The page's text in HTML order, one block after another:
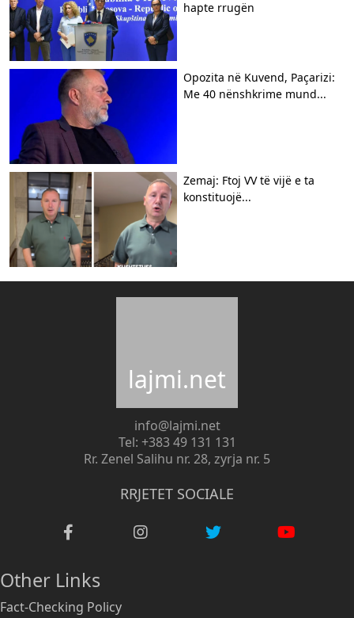
hapte rrugën
Opozita në Kuvend, Paçarizi:
Me 40 nënshkrime mund...
Zemaj: Ftoj VV të vijë e ta
konstituojë...
lajmi.net
info@lajmi.net
Tel: +383 49 131 131
Rr. Zenel Salihu nr. 28, zyrja nr. 5
RRJETET SOCIALE
Other Links
Fact-Checking Policy